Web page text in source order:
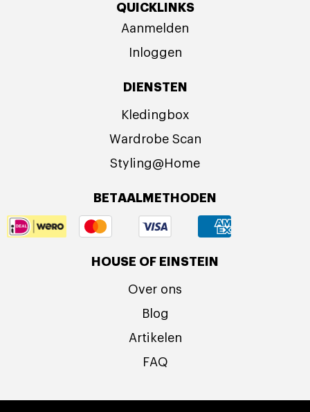
QUICKLINKS
Aanmelden
Inloggen
DIENSTEN
Kledingbox
Wardrobe Scan
Styling@Home
BETAALMETHODEN
HOUSE OF EINSTEIN
Over ons
Blog
Artikelen
FAQ